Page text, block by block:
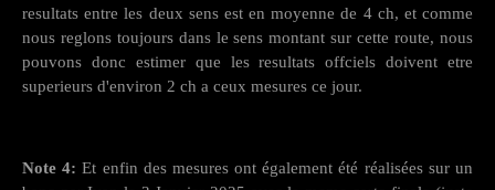
resultats entre les deux sens est en moyenne de 4 ch, et comme
nous reglons toujours dans le sens montant sur cette route, nous
pouvons donc estimer que les resultats offciels doivent etre
superieurs d'environ 2 ch a ceux mesures ce jour.
Note 4: Et enfin des mesures ont également été réalisées sur un